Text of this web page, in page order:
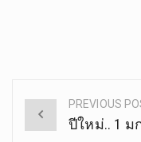
Post
PREVIOUS
ปีใหม่.. 1